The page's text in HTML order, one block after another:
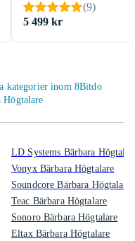
(9)
5 499 kr
kategorier inom 8Bitdo
Högtalare
LD Systems Bärbara
Vonyx Bärbara Högtalare
Soundcore Bärbara Högtalare
Teac Bärbara Högtalare
Sonoro Bärbara Högtalare
Eltax Bärbara Högtalare